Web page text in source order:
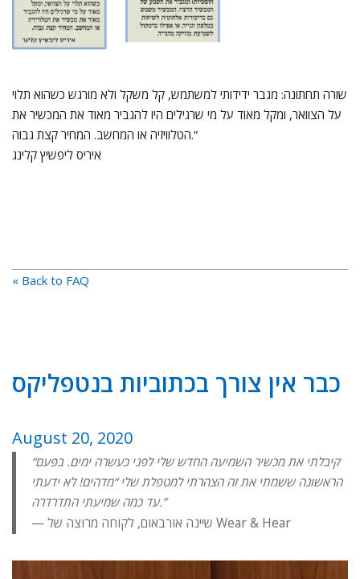
שורה תחתונה: מגבר ידידותי למשתמש, קל משקל ולא מורגש כשהוא תלוי
על הצוואר, ומקל מאוד על מי שרגילים היו להגביר מאוד את המכשיר את
הטלוויזיה או המחשב. המחיר קצת גבוה.”
איריס ליפשיץ קלינג
« Back to FAQ
כבר אין צורך בכתוביות בנטפליקס
August 20, 2020
“קיבלתי את מכשיר השמיעה החדש שלי לפני כעשרה ימים. בפעם
הראשונה ששמתי את זה הצהרתי למטפלת שלי “מדהים! לא ידעתי
עד כמה שמיעתי התדרדרה.”
שיינה אורבאום, לקוחה מרוצה של Wear & Hear